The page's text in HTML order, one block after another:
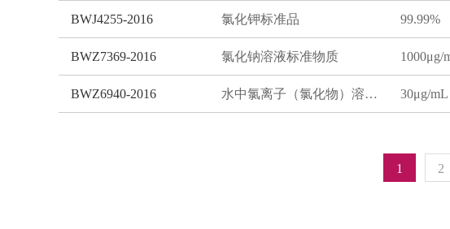
BWJ4255-2016 氯化钾标准品 99.99%
BWZ7369-2016 氯化钠溶液标准物质 1000μg/
BWZ6940-2016 水中氯离子（氯化物）溶液标准物质 30μg/mL
1 2